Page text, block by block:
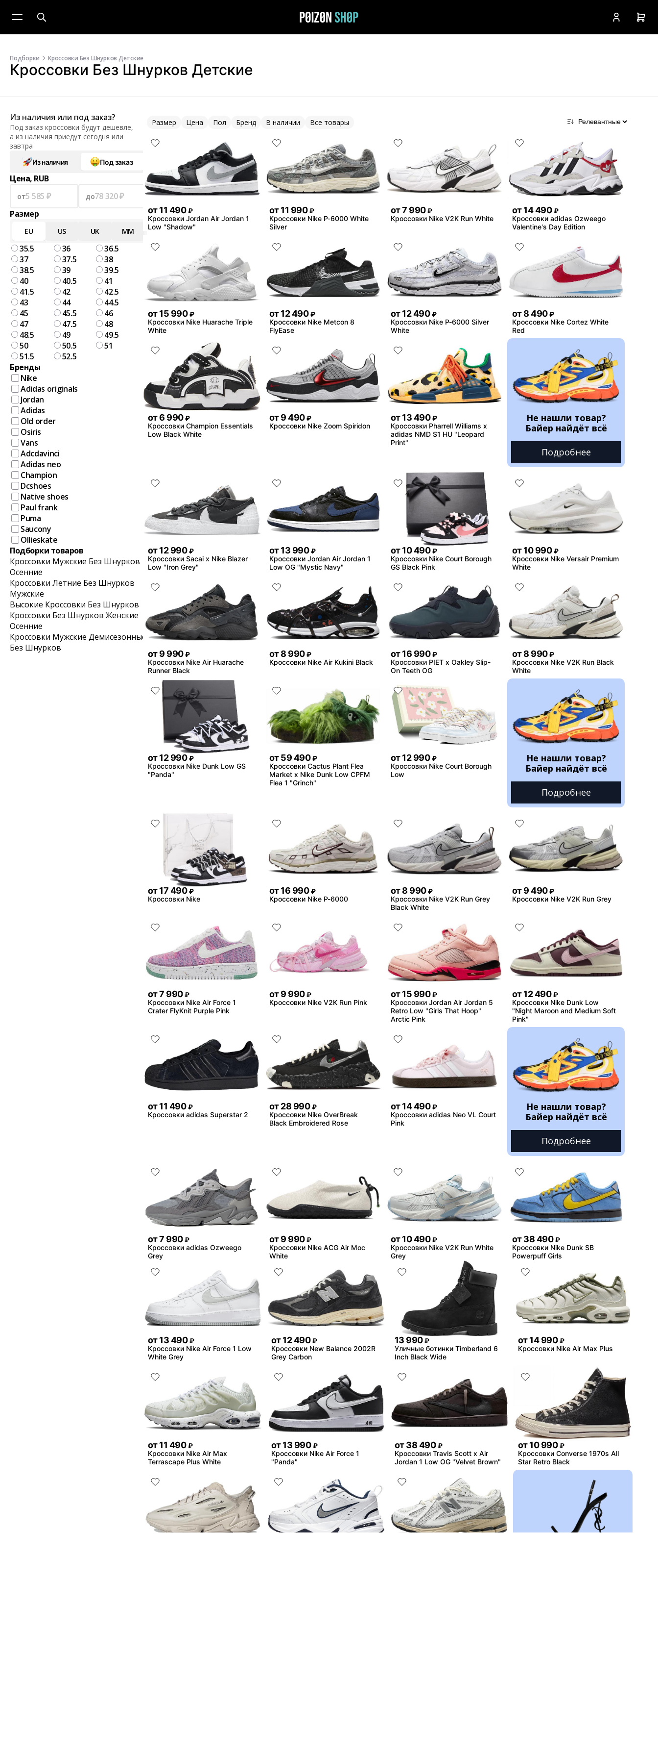
Подборки Кроссовки Без Шнурков Детские
Кроссовки Без Шнурков Детские
Из наличия или под заказ?
Под заказ кроссовки будут дешевле,
а из наличия приедут сегодня или
завтра
Из наличия Под заказ
Цена, RUB
от до
Размер
EU US UK MM
35.5 36
36.5
37
37.5
38
38.5
39
39.5
40
40.5
41
41.5
42
42.5
43
44
44.5
45
45.5
46
47
47.5
48
48.5
49
49.5
50
50.5
51
51.5
52.5
Бренды
Nike
Adidas originals
Jordan
Adidas
Old order
Osiris
Vans
Adcdavinci
Adidas neo
Champion
Dcshoes
Native shoes
Paul frank
Puma
Saucony
Ollieskate
Подборки товаров
Кроссовки Мужские Без Шнурков
Осенние
Кроссовки Летние Без Шнурков
Мужские
Высокие Кроссовки Без Шнурков
Кроссовки Без Шнурков Женские
Осенние
Кроссовки Мужские Демисезонные
Без Шнурков
Размер Цена Пол Бренд В наличии Все товары
от11 490 ₽
Кроссовки Jordan Air Jordan 1
Low "Shadow"
от11 990 ₽
Кроссовки Nike P-6000 White
Silver
от7 990 ₽
Кроссовки Nike V2K Run White
от14 490 ₽
Кроссовки adidas Ozweego
Valentine's Day Edition
от15 990 ₽
Кроссовки Nike Huarache Triple
White
от12 490 ₽
Кроссовки Nike Metcon 8
FlyEase
от12 490 ₽
Кроссовки Nike P-6000 Silver
White
от8 490 ₽
Кроссовки Nike Cortez White
Red
от6 990 ₽
Кроссовки Champion Essentials
Low Black White
от9 490 ₽
Кроссовки Nike Zoom Spiridon
от13 490 ₽
Кроссовки Pharrell Williams x
adidas NMD S1 HU "Leopard
Print"
Не нашли товар?
Байер найдёт всё
Подробнее
от12 990 ₽
Кроссовки Sacai x Nike Blazer
Low "Iron Grey"
от13 990 ₽
Кроссовки Jordan Air Jordan 1
Low OG "Mystic Navy"
от10 490 ₽
Кроссовки Nike Court Borough
GS Black Pink
от10 990 ₽
Кроссовки Nike Versair Premium
White
от9 990 ₽
Кроссовки Nike Air Huarache
Runner Black
от8 990 ₽
Кроссовки Nike Air Kukini Black
от16 990 ₽
Кроссовки PIET x Oakley Slip-
On Teeth OG
от8 990 ₽
Кроссовки Nike V2K Run Black
White
от12 990 ₽
Кроссовки Nike Dunk Low GS
"Panda"
от59 490 ₽
Кроссовки Cactus Plant Flea
Market x Nike Dunk Low CPFM
Flea 1 "Grinch"
от12 990 ₽
Кроссовки Nike Court Borough
Low
Не нашли товар?
Байер найдёт всё
Подробнее
от17 490 ₽
Кроссовки Nike
от16 990 ₽
Кроссовки Nike P-6000
от8 990 ₽
Кроссовки Nike V2K Run Grey
Black White
от9 490 ₽
Кроссовки Nike V2K Run Grey
от7 990 ₽
Кроссовки Nike Air Force 1
Crater FlyKnit Purple Pink
от9 990 ₽
Кроссовки Nike V2K Run Pink
от15 990 ₽
Кроссовки Jordan Air Jordan 5
Retro Low "Girls That Hoop"
Arctic Pink
от12 490 ₽
Кроссовки Nike Dunk Low
"Night Maroon and Medium Soft
Pink"
от11 490 ₽
Кроссовки adidas Superstar 2
от28 990 ₽
Кроссовки Nike OverBreak
Black Embroidered Rose
от14 490 ₽
Кроссовки adidas Neo VL Court
Pink
Не нашли товар?
Байер найдёт всё
Подробнее
от7 990 ₽
Кроссовки adidas Ozweego
Grey
от9 990 ₽
Кроссовки Nike ACG Air Moc
White
от10 490 ₽
Кроссовки Nike V2K Run White
Grey
от38 490 ₽
Кроссовки Nike Dunk SB
Powerpuff Girls
от13 490 ₽
Кроссовки Nike Air Force 1 Low
White Grey
от12 490 ₽
Кроссовки New Balance 2002R
Grey Carbon
13 990 ₽
Уличные ботинки Timberland 6
Inch Black Wide
от14 990 ₽
Кроссовки Nike Air Max Plus
от11 490 ₽
Кроссовки Nike Air Max
Terrascape Plus White
от13 990 ₽
Кроссовки Nike Air Force 1
"Panda"
от38 490 ₽
Кроссовки Travis Scott x Air
Jordan 1 Low OG "Velvet Brown"
от10 990 ₽
Кроссовки Converse 1970s All
Star Retro Black